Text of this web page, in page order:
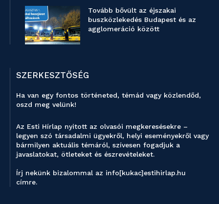
Tovább bővült az éjszakai
buszközlekedés Budapest és az
agglomeráció között
SZERKESZTŐSÉG
Ha van egy fontos történeted, témád vagy közlendőd,
oszd meg velünk!
Az Esti Hírlap nyitott az olvasói megkeresésekre –
legyen szó társadalmi ügyekről, helyi eseményekről vagy
bármilyen aktuális témáról, szívesen fogadjuk a
javaslatokat, ötleteket és észrevételeket.
Írj nekünk bizalommal az info[kukac]estihirlap.hu
címre.